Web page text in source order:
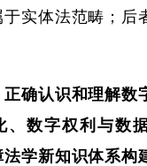
实体法范畴；后
认识和理解数
、数字权利与数
学新知识体系构